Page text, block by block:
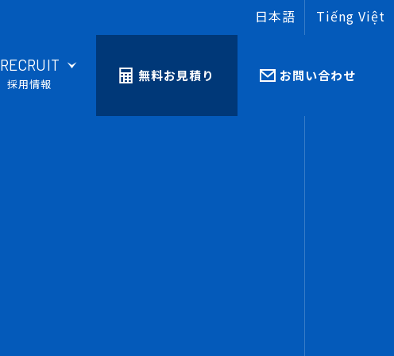
日本語 Tiếng Việt
RECRUIT
採用情報
無料お見積り お問い合わせ